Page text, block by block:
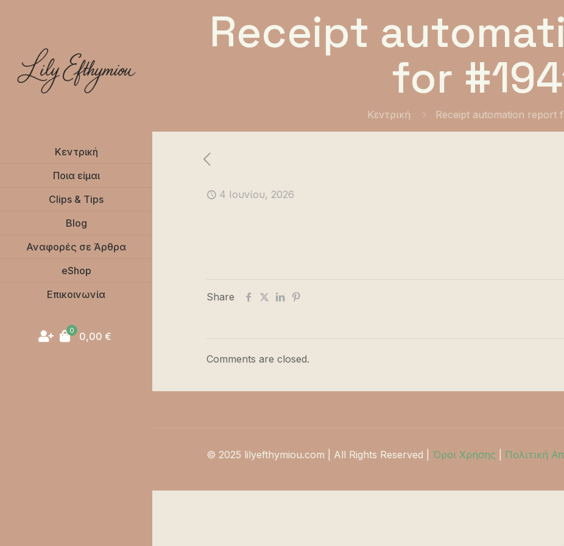
Κεντρική
Ποια είμαι
Clips & Tips
Blog
Αναφορές σε Άρθρα
eShop
Επικοινωνία
0 0,00 €
Receipt
for
Κεντρική Receipt automation report
4 Ιουνίου, 2026
Share
Comments are closed.
© 2025 lilyefthymiou.com | All Rights Reserved | Όροι Χρήσης Πολιτική